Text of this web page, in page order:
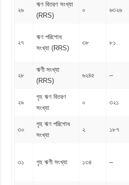
২৬
ঋণ বিতরণ সংখ্যা
(RRS)
০ ৬৩২৬
২৭
ঋণ পরিশোধ
সংখ্যা (RRS)
৩৮ ৮১
২৮
ঋণী সংখ্যা
(RRS)
৬২৪৫ –
২৯
গৃহ ঋণ বিতরণ
সংখ্যা
০ ৩২১
৩০
গৃহ ঋণ পরিশোধ
সংখ্যা
২ ১৮৭
৩১ গৃহ ঋণী সংখ্যা ১৩৪ –